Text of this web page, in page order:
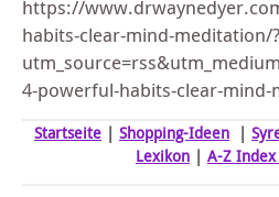
https://
habits-clear-mind-meditation/?
4-powerful-habits-clear-mind-
Startseite | Shopping-Ideen |
Lexikon | A-Z